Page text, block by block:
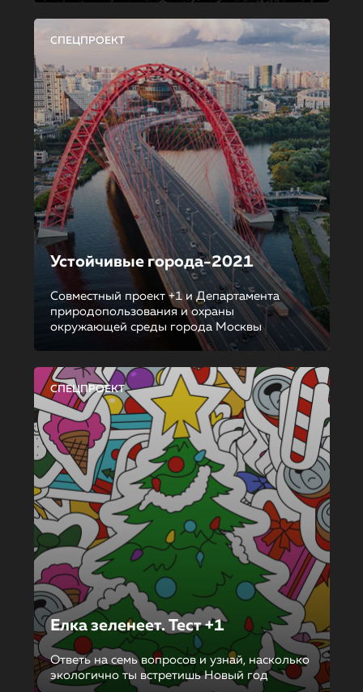
СПЕЦПРОЕКТ
Устойчивые города-2021
Совместный проект +1 и Департамента
природопользования и охраны
окружающей среды города Москвы
СПЕЦПРОЕКТ
Елка зеленеет. Тест +1
Ответь на семь вопросов и узнай, насколько
экологично ты встретишь Новый год